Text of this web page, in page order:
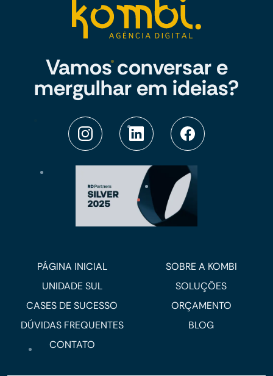
Vamos conversar e
mergulhar em ideias?
PÁGINA INICIAL
SOBRE A KOMBI
UNIDADE SUL
SOLUÇÕES
CASES DE SUCESSO
ORÇAMENTO
DÚVIDAS FREQUENTES
BLOG
CONTATO